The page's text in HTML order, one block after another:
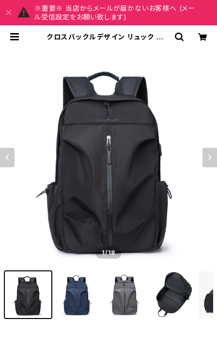
※重要※ 当店からメールが届かないお客様へ (メー
ル受信設定をお願い致します)
クロスバックルデザイン リュック バッ
ワンサイズ K-B0261 | REIRSE レ
イルセ 20代,30代,40代 レディース
ファッション 通販
1/18